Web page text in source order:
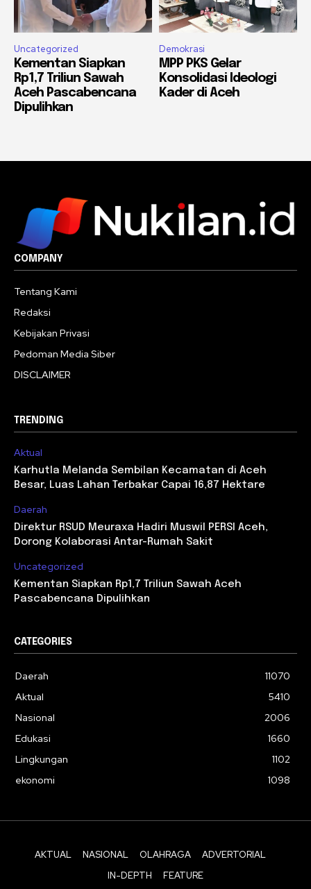
Uncategorized
Kementan Siapkan
Rp1,7 Triliun Sawah
Aceh Pascabencana
Dipulihkan
Demokrasi
MPP PKS Gelar
Konsolidasi Ideologi
Kader di Aceh
COMPANY
Tentang Kami
Redaksi
Kebijakan Privasi
Pedoman Media Siber
DISCLAIMER
TRENDING
Aktual
Karhutla Melanda Sembilan Kecamatan di Aceh
Besar, Luas Lahan Terbakar Capai 16,87 Hektare
Daerah
Direktur RSUD Meuraxa Hadiri Muswil PERSI Aceh,
Dorong Kolaborasi Antar-Rumah Sakit
Uncategorized
Kementan Siapkan Rp1,7 Triliun Sawah Aceh
Pascabencana Dipulihkan
CATEGORIES
Daerah
11070
Aktual
5410
Nasional
2006
Edukasi
1660
Lingkungan
1102
ekonomi
1098
AKTUAL NASIONAL OLAHRAGA
ADVERTORIAL
IN-DEPTH
FEATURE